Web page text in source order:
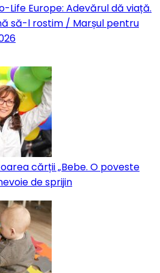
Life Europe: Adevărul dă viață.
să-l rostim / Marșul pentru
cărții „Bebe. O poveste
de sprijin